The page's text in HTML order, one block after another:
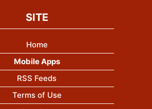
SITE
Home
Mobile Apps
RSS Feeds
Terms of Use